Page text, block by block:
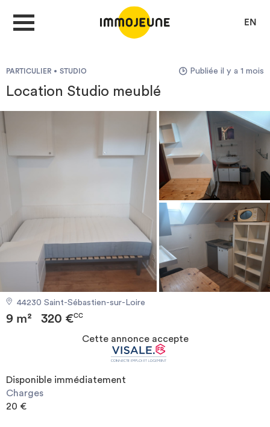
EN
Investir
Blog
PARTICULIER STUDIO Publiée il y a 1 mois
Location Studio meublé
44230 Saint-Sébastien-sur-Loire
9 m² 320 €CC
Cette annonce accepte
Disponible immédiatement
Charges
20 €